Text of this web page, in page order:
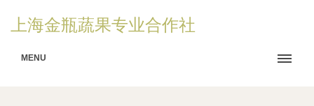
上海金瓶蔬果专业合作社
MENU